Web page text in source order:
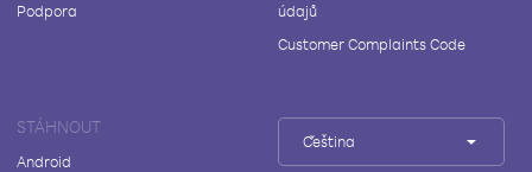
Podpora
údajů
Customer Complaints Code
STÁHNOUT
Android
Čeština